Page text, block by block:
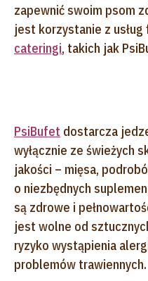
zapewnić swoim psom
jest korzystanie z
cateringi, takich jak
PsiBufet dostarcza
wyłącznie ze świeżych
jakości – mięsa,
o niezbędnych
są zdrowe i
jest wolne od
ryzyko wystąpienia
problemów trawiennych.